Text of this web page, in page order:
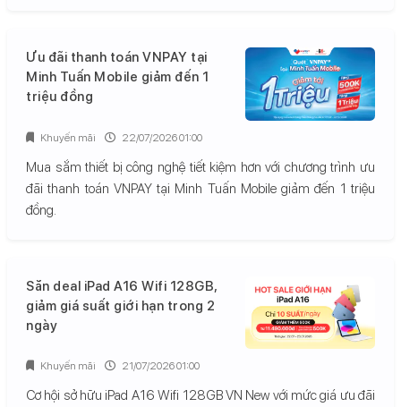
Ưu đãi thanh toán VNPAY tại
Minh Tuấn Mobile giảm đến 1
triệu đồng
Mua sắm thiết bị công nghệ tiết kiệm hơn với chương trình ưu
đãi thanh toán VNPAY tại Minh Tuấn Mobile giảm đến 1 triệu
đồng.
Khuyến mãi 22/07/2026 01:00
Săn deal iPad A16 Wifi 128GB,
giảm giá suất giới hạn trong 2
ngày
Cơ hội sở hữu iPad A16 Wifi 128GB VN New với mức giá ưu đãi
Khuyến mãi 21/07/2026 01:00